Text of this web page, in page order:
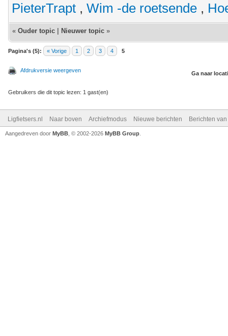
PieterTrapt , Wim -de roetsende ,
« Ouder topic Nieuwer topic »
Pagina's (5): « Vorige 1 2 3 4 5
Afdrukversie weergeven Ga naar
Gebruikers die dit topic lezen: 1 gast(en)
Ligfietsers.nl Naar boven Archiefmodus Nieuwe berichten Berichten
Aangedreven door MyBB , © 2002-2026 MyBB Group